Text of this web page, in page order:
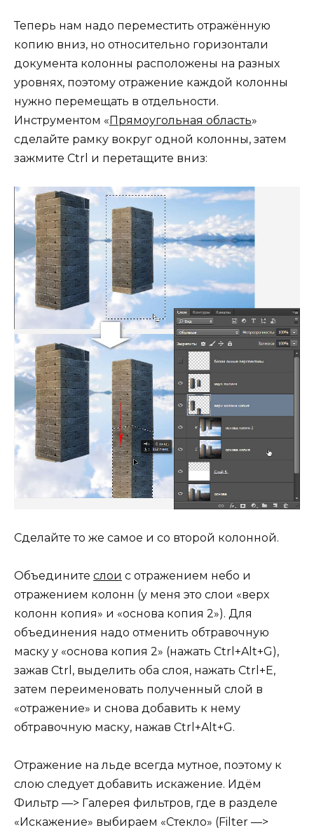
Теперь нам надо переместить отражённую
копию вниз, но относительно горизонтали
документа колонны расположены на разных
уровнях, поэтому отражение каждой колонны
нужно перемещать в отдельности.
Инструментом « Прямоугольная область»
сделайте рамку вокруг одной колонны, затем
зажмите Ctrl и перетащите вниз:
Сделайте то же самое и со второй колонной.
Объедините слои с отражением небо и
отражением колонн (у меня это слои «верх
колонн копия» и «основа копия 2»). Для
объединения надо отменить обтравочную
маску у «основа копия 2» (нажать Ctrl+Alt+G),
зажав Ctrl, выделить оба слоя, нажать Ctrl+E,
затем переименовать полученный слой в
«отражение» и снова добавить к нему
обтравочную маску, нажав Ctrl+Alt+G.
Отражение на льде всегда мутное, поэтому к
слою следует добавить искажение. Идём
Фильтр —> Галерея фильтров, где в разделе
«Искажение» выбираем «Стекло» (Filter —>